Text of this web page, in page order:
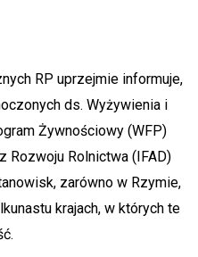
RP uprzejmie informuje,
ds. Wyżywienia i
Żywnościowy (WFP)
Rozwoju Rolnictwa (IFAD)
zarówno w Rzymie,
krajach, w których te